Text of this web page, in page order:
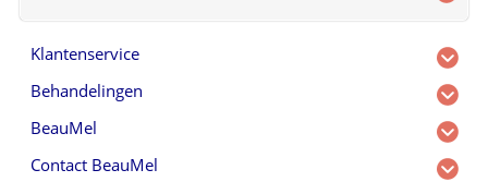
Klantenservice
Behandelingen
BeauMel
Contact BeauMel